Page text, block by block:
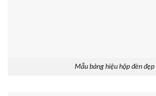
Mẫu bảng hiệu hộp đèn đẹp